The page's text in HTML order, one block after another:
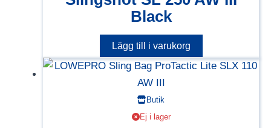
Black
Lägg till i varukorg
Butik
Ej i lager